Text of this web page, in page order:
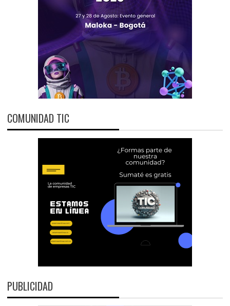
COMUNIDAD TIC
PUBLICIDAD